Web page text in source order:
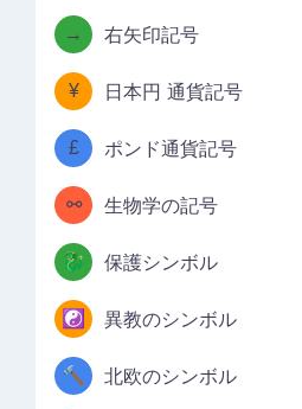
→ 右矢印記号
¥ 日本円 通貨記号
£ ポンド通貨記号
⚯ 生物学の記号
🐉 保護シンボル
☯️ 異教のシンボル
🔨 北欧のシンボル